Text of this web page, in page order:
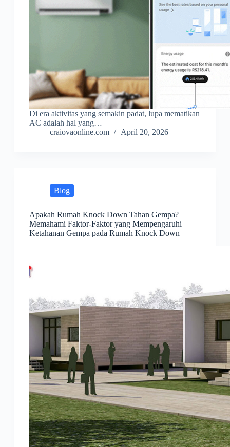
Di era aktivitas yang semakin padat, lupa mematikan
AC adalah hal yang…
craiovaonline.com
April 20, 2026
Blog
Apakah Rumah Knock Down Tahan Gempa?
Memahami Faktor-Faktor yang Mempengaruhi
Ketahanan Gempa pada Rumah Knock Down